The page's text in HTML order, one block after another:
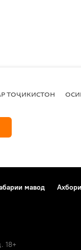
ТОҶИКИСТОН
мавод
18+